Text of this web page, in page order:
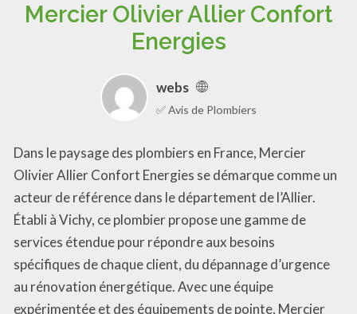
Mercier Olivier Allier Confort
Energies
webs
✅ Avis de Plombiers
Dans le paysage des plombiers en France, Mercier
Olivier Allier Confort Energies se démarque comme un
acteur de référence dans le département de l’Allier.
Établi à Vichy, ce plombier propose une gamme de
services étendue pour répondre aux besoins
spécifiques de chaque client, du dépannage d’urgence
au rénovation énergétique. Avec une équipe
expérimentée et des équipements de pointe, Mercier